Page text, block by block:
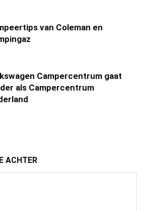
van Coleman en
Campercentrum gaat
als Campercentrum
ACHTER